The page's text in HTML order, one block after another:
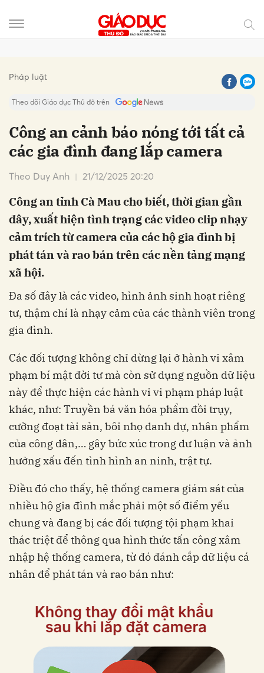
Pháp luật
Theo dõi Giáo dục Thủ đô trên
Công an cảnh báo nóng tới tất cả
các gia đình đang lắp camera
Theo Duy Anh 21/12/2025 20:20
Công an tỉnh Cà Mau cho biết, thời gian gần
đây, xuất hiện tình trạng các video clip nhạy
cảm trích từ camera của các hộ gia đình bị
phát tán và rao bán trên các nền tảng mạng
xã hội.
Đa số đây là các video, hình ảnh sinh hoạt riêng
tư, thậm chí là nhạy cảm của các thành viên trong
gia đình.
Các đối tượng không chỉ dừng lại ở hành vi xâm
phạm bí mật đời tư mà còn sử dụng nguồn dữ liệu
này để thực hiện các hành vi vi phạm pháp luật
khác, như: Truyền bá văn hóa phẩm đồi trụy,
cưỡng đoạt tài sản, bôi nhọ danh dự, nhân phẩm
của công dân,… gây bức xúc trong dư luận và ảnh
hưởng xấu đến tình hình an ninh, trật tự.
Điều đó cho thấy, hệ thống camera giám sát của
nhiều hộ gia đình mắc phải một số điểm yếu
chung và đang bị các đối tượng tội phạm khai
thác triệt để thông qua hình thức tấn công xâm
nhập hệ thống camera, từ đó đánh cắp dữ liệu cá
nhân để phát tán và rao bán như:
Hủy Gửi